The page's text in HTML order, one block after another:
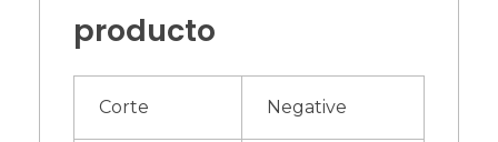
producto
Corte Negative